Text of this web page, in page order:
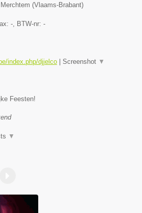
Merchtem (Vlaams-Brabant)
- , BTW-nr: -
index.php/djjelco Screenshot ▼
Feesten!
▼